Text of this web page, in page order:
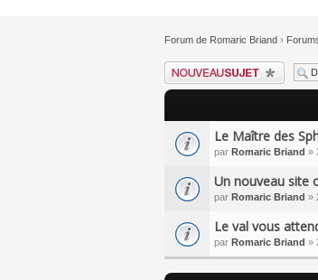
Forum de Romaric Briand ›
Écrire un nouveau sujet
Le Maître des
par Romaric Briand »
Un nouveau site
par Romaric Briand »
Le val vous
par Romaric Briand »